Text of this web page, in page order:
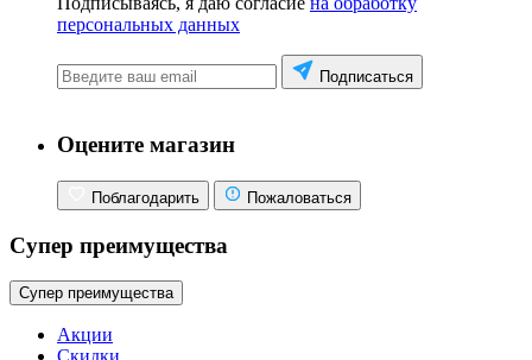
персональных данных
Подписаться
Оцените магазин
Поблагодарить Пожаловаться
Супер преимущества
Супер преимущества
Акции